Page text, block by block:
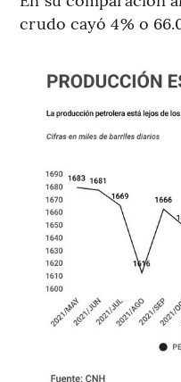
crudo cayó 4% o